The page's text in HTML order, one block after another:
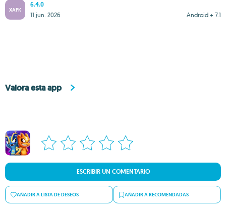
XAPK
6.4.0
Android + 7.1
11 jun. 2026
Valora esta app
ESCRIBIR UN COMENTARIO
AÑADIR A LISTA DE DESEOS AÑADIR A RECOMENDADAS